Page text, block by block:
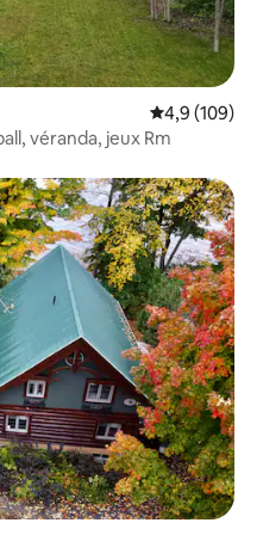
Évaluation
4,9 (109)
véranda, jeux Rm
appréciés